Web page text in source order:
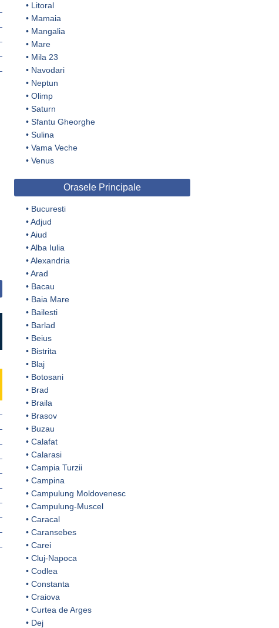
• Litoral
• Mamaia
• Mangalia
• Mare
• Mila 23
• Navodari
• Neptun
• Olimp
• Saturn
• Sfantu Gheorghe
• Sulina
• Vama Veche
• Venus
Orasele Principale
• Bucuresti
•Adjud
•Aiud
•Alba Iulia
•Alexandria
•Arad
• Bacau
• Baia Mare
• Bailesti
• Barlad
• Beius
• Bistrita
• Blaj
• Botosani
• Brad
• Braila
• Brasov
• Buzau
• Calafat
• Calarasi
• Campia Turzii
• Campina
• Campulung Moldovenesc
• Campulung-Muscel
• Caracal
• Caransebes
• Carei
• Cluj-Napoca
• Codlea
• Constanta
• Craiova
• Curtea de Arges
• Dej